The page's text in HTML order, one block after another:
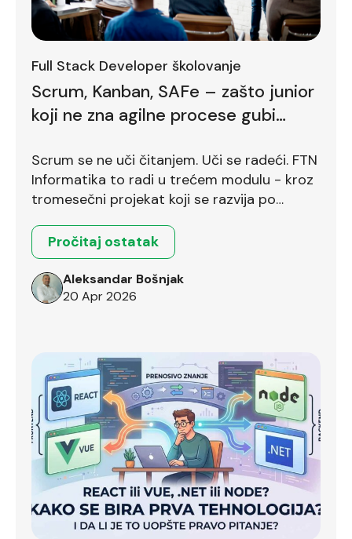
Full Stack Developer školovanje
Scrum, Kanban, SAFe – zašto junior
koji ne zna agilne procese gubi
Scrum se ne uči čitanjem. Uči se radeći. FTN
Informatika to radi u trećem modulu - kroz
tromesečni projekat koji se razvija po
Pročitaj ostatak
Aleksandar Bošnjak
20 Apr 2026